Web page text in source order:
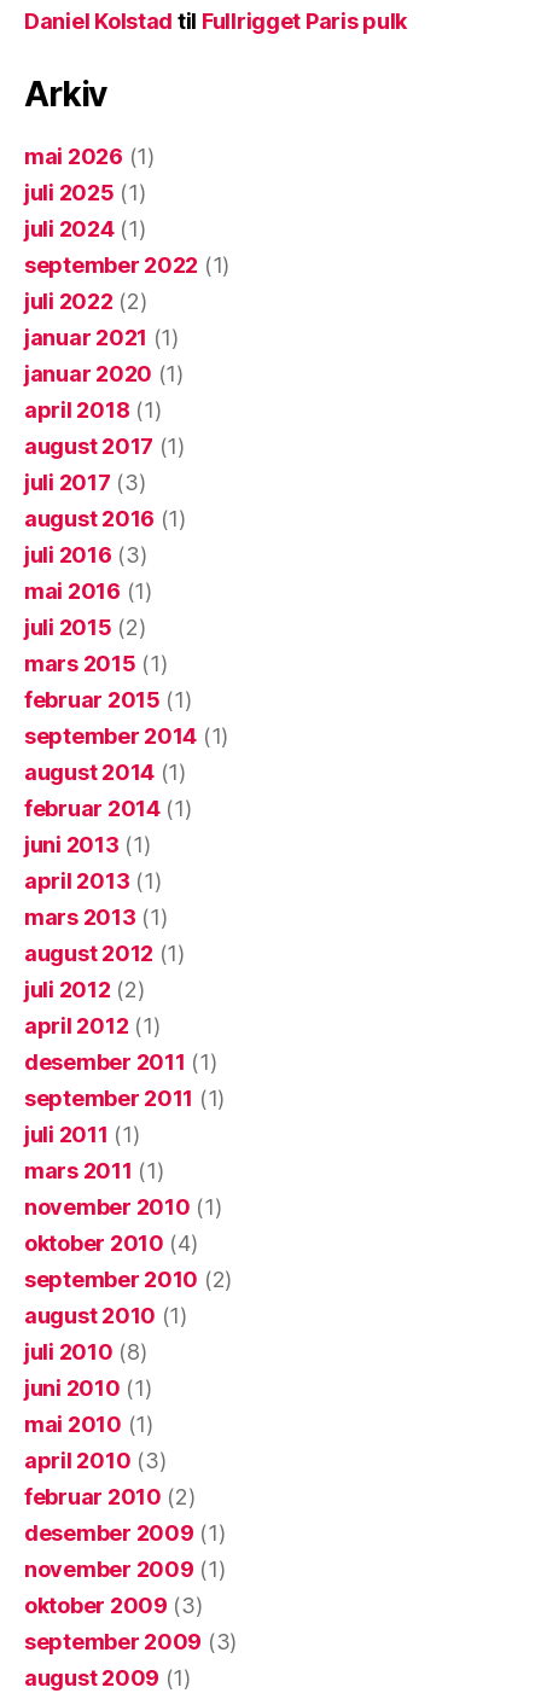
Daniel Kolstad til Fullrigget Paris pulk
Arkiv
mai 2026 (1)
juli 2025 (1)
juli 2024(1)
september 2022 (1)
juli 2022 (2)
januar 2021 (1)
januar 2020 (1)
april 2018 (1)
august 2017 (1)
juli 2017 (3)
august 2016 (1)
juli 2016 (3)
mai 2016 (1)
juli 2015 (2)
mars 2015 (1)
februar 2015 (1)
september 2014 (1)
august 2014 (1)
februar 2014(1)
juni 2013 (1)
april 2013 (1)
mars 2013 (1)
august 2012 (1)
juli 2012 (2)
april 2012 (1)
desember 2011 (1)
september 2011 (1)
juli 2011 (1)
mars 2011 (1)
november 2010 (1)
oktober 2010 (4)
september 2010 (2)
august 2010 (1)
juli 2010 (8)
juni 2010 (1)
mai 2010 (1)
april 2010 (3)
februar 2010 (2)
desember 2009 (1)
november 2009 (1)
oktober 2009 (3)
september 2009 (3)
august 2009 (1)